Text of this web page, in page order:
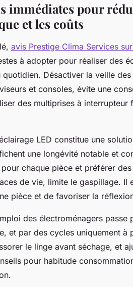
immédiates pour
et les coûts
avis Prestige Clima Services
à adopter pour réaliser des
quotidien. Désactiver la veille
et consoles, évite une
des multiprises à interrupteur
LED constitue une
une longévité notable et
chaque pièce et préférer
de vie, limite le gaspillage. Il
pièce et de favoriser la
des électroménagers
et par des cycles uniquement à
le linge avant séchage, et
pour habitude